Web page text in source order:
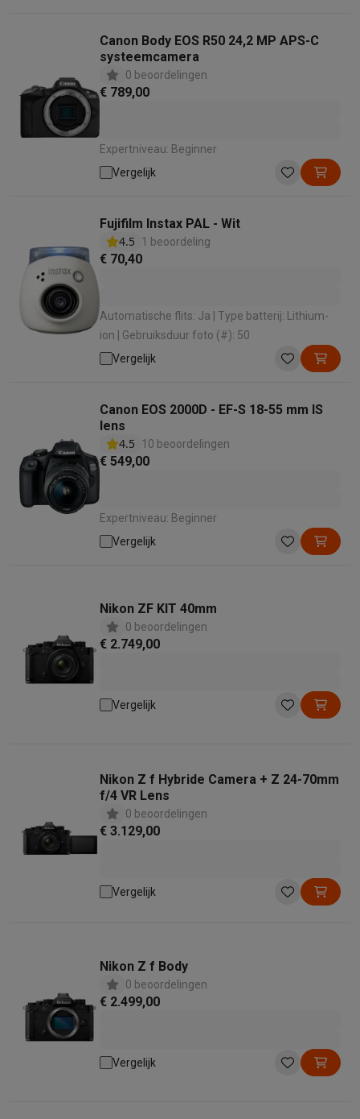
Canon Body EOS R50 24,2 MP APS-C
systeemcamera
0 beoordelingen
€ 789,00
Expertniveau: Beginner
Vergelijk
Fujifilm Instax PAL - Wit
4.5
1 beoordeling
€ 70,40
Automatische flits: Ja | Type batterij: Lithium-
ion | Gebruiksduur foto (#): 50
Vergelijk
Canon EOS 2000D - EF-S 18-55 mm IS
lens
4.5
10 beoordelingen
€ 549,00
Expertniveau: Beginner
Vergelijk
Nikon ZF KIT 40mm
0 beoordelingen
€ 2.749,00
Vergelijk
Nikon Z f Hybride Camera + Z 24-70mm
f/4 VR Lens
0 beoordelingen
€ 3.129,00
Vergelijk
Nikon Z f Body
0 beoordelingen
€ 2.499,00
Vergelijk